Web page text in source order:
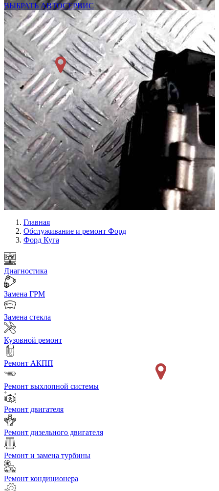
ВЫБРАТЬ АВТОСЕРВИС
Главная
Обслуживание и ремонт Форд
Форд Куга
Диагностика
Замена ГРМ
Замена стекла
Кузовной ремонт
Ремонт АКПП
Ремонт выхлопной системы
Ремонт двигателя
Ремонт дизельного двигателя
Ремонт и замена турбины
Ремонт кондиционера